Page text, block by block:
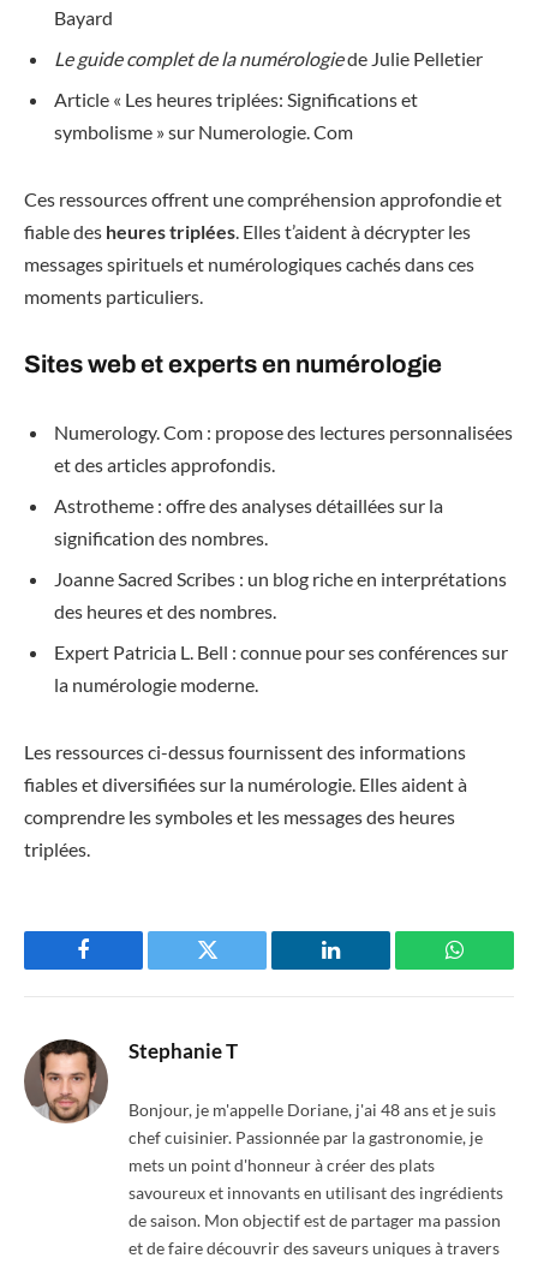
Bayard
Le guide complet de la numérologiede Julie Pelletier
Article « Les heures triplées: Significations et
symbolisme » sur Numerologie. Com
Ces ressources offrent une compréhension approfondie et
fiable des heures triplées. Elles t’aident à décrypter les
messages spirituels et numérologiques cachés dans ces
moments particuliers.
Sites web et experts en numérologie
Numerology. Com : propose des lectures personnalisées
et des articles approfondis.
Astrotheme : offre des analyses détaillées sur la
signification des nombres.
Joanne Sacred Scribes : un blog riche en interprétations
des heures et des nombres.
Expert Patricia L. Bell : connue pour ses conférences sur
la numérologie moderne.
Les ressources ci-dessus fournissent des informations
fiables et diversifiées sur la numérologie. Elles aident à
comprendre les symboles et les messages des heures
triplées.
Facebook Twitter LinkedIn
Stephanie T
Bonjour, je m'appelle Doriane, j'ai 48 ans et je suis
chef cuisinier. Passionnée par la gastronomie, je
mets un point d'honneur à créer des plats
savoureux et innovants en utilisant des ingrédients
de saison. Mon objectif est de partager ma passion
et de faire découvrir des saveurs uniques à travers